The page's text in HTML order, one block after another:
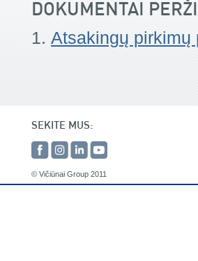
DOKUMENTAI
Atsakingų pirkimų
SEKITE MUS:
© Vičiūnai Group 2011